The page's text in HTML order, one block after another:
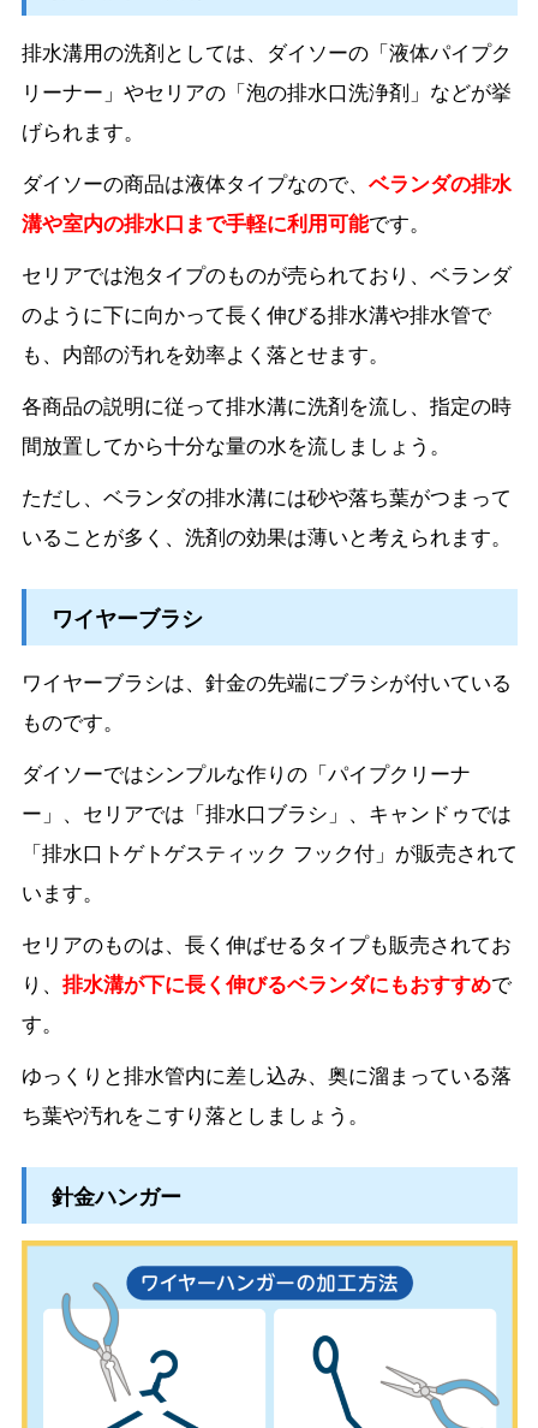
排水溝用の洗剤としては、ダイソーの「液体パイプク
リーナー」やセリアの「泡の排水口洗浄剤」などが挙
げられます。
ダイソーの商品は液体タイプなので、 ベランダの排水
溝や室内の排水口まで手軽に利用可能です。
セリアでは泡タイプのものが売られており、ベランダ
のように下に向かって長く伸びる排水溝や排水管で
も、内部の汚れを効率よく落とせます。
各商品の説明に従って排水溝に洗剤を流し、指定の時
間放置してから十分な量の水を流しましょう。
ただし、ベランダの排水溝には砂や落ち葉がつまって
いることが多く、洗剤の効果は薄いと考えられます。
ワイヤーブラシ
ワイヤーブラシは、針金の先端にブラシが付いている
ものです。
ダイソーではシンプルな作りの「パイプクリーナ
ー」、セリアでは「排水口ブラシ」、キャンドゥでは
「排水口トゲトゲスティック フック付」が販売されて
います。
セリアのものは、長く伸ばせるタイプも販売されてお
り、 排水溝が下に長く伸びるベランダにもおすすめで
す。
ゆっくりと排水管内に差し込み、奥に溜まっている落
ち葉や汚れをこすり落としましょう。
針金ハンガー